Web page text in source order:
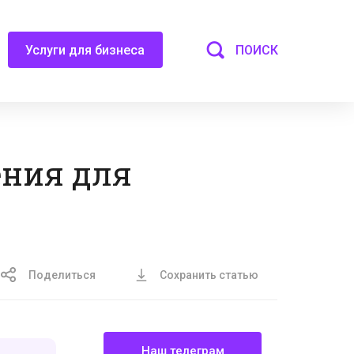
Услуги для бизнеса ПОИСК
для
Поделиться Сохранить статью
Наш телеграм